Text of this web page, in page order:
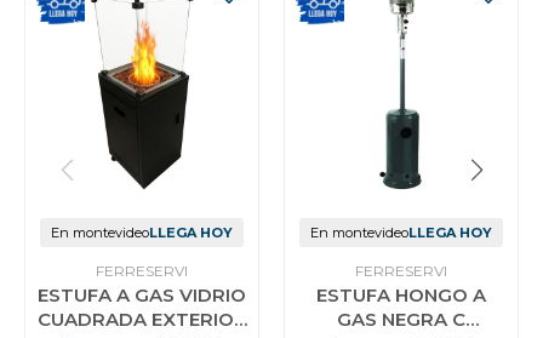
En montevideoLLEGA HOY
FERRESERVI
ESTUFA A GAS VIDRIO
CUADRADA EXTERIOR
En montevideoLLEGA HOY
FERRESERVI
ESTUFA HONGO A
GAS NEGRA C
Vestimenta y calzado